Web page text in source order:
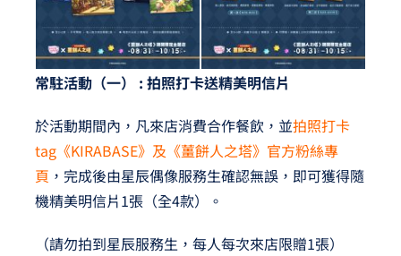
常駐活動（一） : 拍照打卡送精美明信片
於活動期間內，凡來店消費合作餐飲，並拍照打卡
tag《KIRABASE》及《薑餅人之塔》官方粉絲專
頁 ，完成後由星辰偶像服務生確認無誤，即可獲得隨
機精美明信片1張（全4款）。
（請勿拍到星辰服務生，每人每次來店限贈1張）